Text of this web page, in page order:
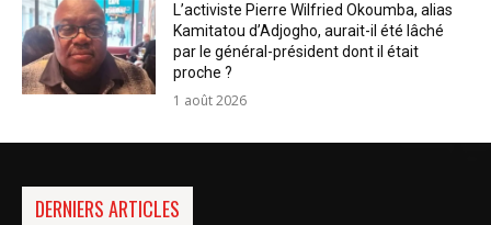
L’activiste Pierre Wilfried Okoumba, alias
Kamitatou d’Adjogho, aurait-il été lâché
par le général-président dont il était
proche ?
1 août 2026
DERNIERS ARTICLES